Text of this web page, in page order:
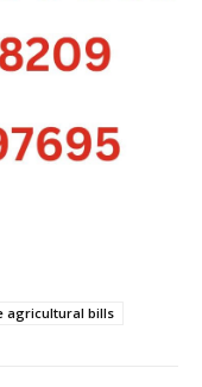
agricultural bills